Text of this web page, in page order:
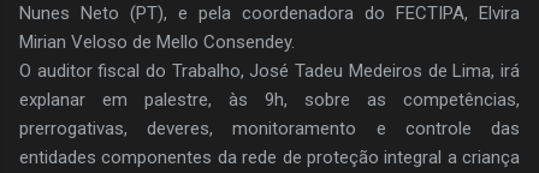
Nunes Neto (PT), e pela coordenadora do FECTIPA, Elvira
Mirian Veloso de Mello Consendey.
O auditor fiscal do Trabalho, José Tadeu Medeiros de Lima, irá
explanar em palestre, às 9h, sobre as competências,
prerrogativas, deveres, monitoramento e controle das
entidades componentes da rede de proteção integral a criança